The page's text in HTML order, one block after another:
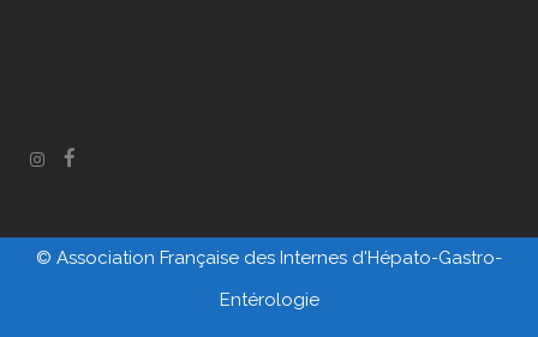
© Association Française des Internes d'Hépato-Gastro-
Entérologie